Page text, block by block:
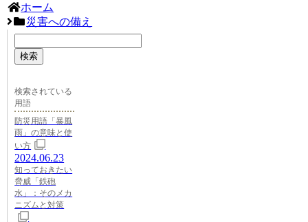
ホーム
災害への備え
検索
検索されている
用語
防災用語「暴風
雨」の意味と使
い方
2024.06.23
知っておきたい
脅威「鉄砲
水」：そのメカ
ニズムと対策